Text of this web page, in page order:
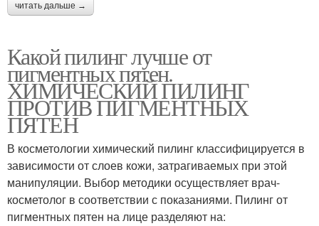
читать дальше →
Какой пилинг лучше от
пигментных пятен.
ХИМИЧЕСКИЙ ПИЛИНГ
ПРОТИВ ПИГМЕНТНЫХ
ПЯТЕН
В косметологии химический пилинг классифицируется в
зависимости от слоев кожи, затрагиваемых при этой
манипуляции. Выбор методики осуществляет врач-
косметолог в соответствии с показаниями. Пилинг от
пигментных пятен на лице разделяют на: